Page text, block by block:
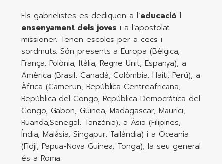
Els gabrielistes es dediquen a l’educació i
ensenyament dels joves i a l’apostolat
missioner. Tenen escoles per a cecs i
sordmuts. Són presents a Europa (Bèlgica,
França, Polònia, Itàlia, Regne Unit, Espanya), a
Amèrica (Brasil, Canadà, Colòmbia, Haití, Perú), a
Àfrica (Camerun, República Centreafricana,
República del Congo, República Democràtica del
Congo, Gabon, Guinea, Madagascar, Maurici,
Ruanda,Senegal, Tanzània), a Àsia (Filipines,
Índia, Malàsia, Singapur, Tailàndia) i a Oceania
(Fidji, Papua-Nova Guinea, Tonga); la seu general
és a Roma.